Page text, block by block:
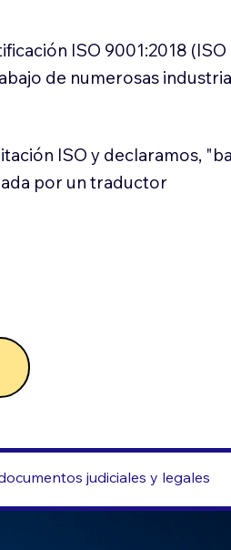
ISO 9001:2018 (ISO
de numerosas
ISO y declaramos,
por un traductor
judiciales y legales